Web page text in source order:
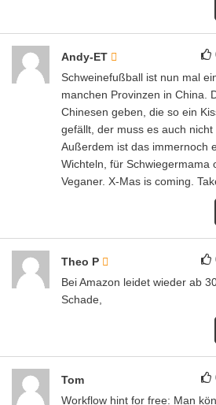
Andy-ET
Schweinefußball ist nun mal
manchen Provinzen in China.
Chinesen geben, die so ein
gefällt, der muss es auch nicht
Außerdem ist das immernoch
Wichteln, für Schwiegermama
Veganer. X-Mas is coming.
Theo P
Bei Amazon leidet wieder ab
Schade,
Tom
Workflow hint for free: Man